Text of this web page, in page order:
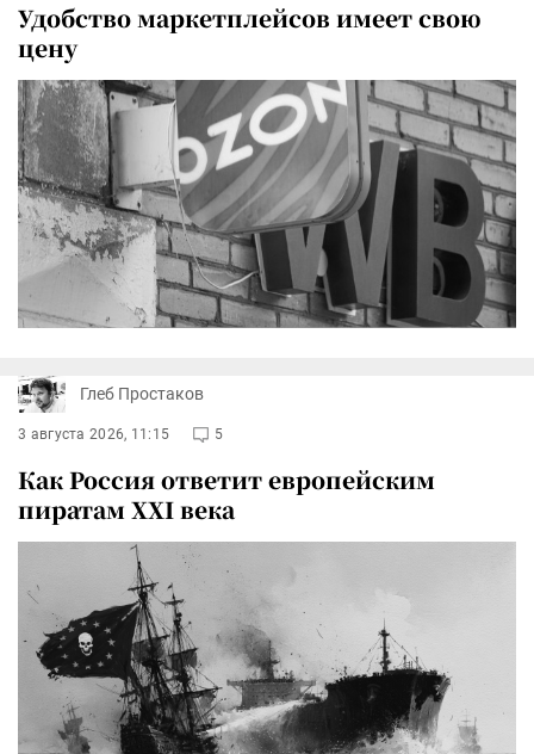
Удобство маркетплейсов имеет свою
цену
Глеб Простаков
3 августа 2026, 11:15 5
Как Россия ответит европейским
пиратам XXI века